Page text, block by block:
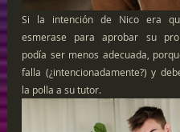
Si la intención de Nico era
esmerase para aprobar su
podía ser menos adecuada,
falla (¿intencionadamente?) y
la polla a su tutor.